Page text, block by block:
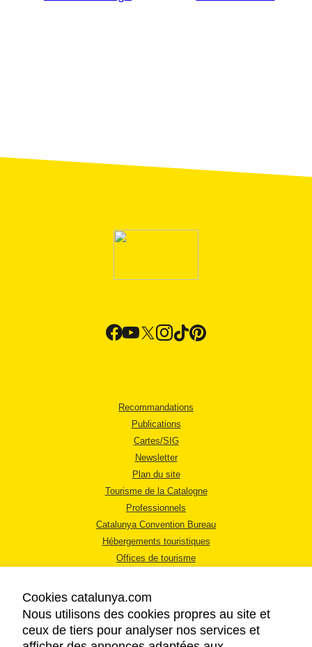
Recommandations
Publications
Cartes/SIG
Newsletter
Plan du site
Tourisme de la Catalogne
Professionnels
Catalunya Convention Bureau
Hébergements touristiques
Offices de tourisme
Cookies catalunya.com
Nous utilisons des cookies propres au site et
ceux de tiers pour analyser nos services et